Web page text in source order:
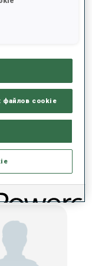
(GER)
файлов cookie